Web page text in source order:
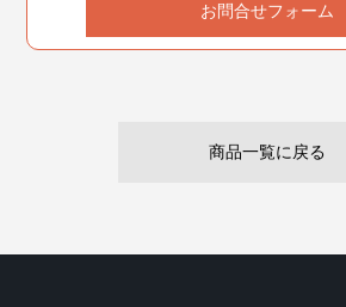
お問合せフォーム
商品一覧に戻る